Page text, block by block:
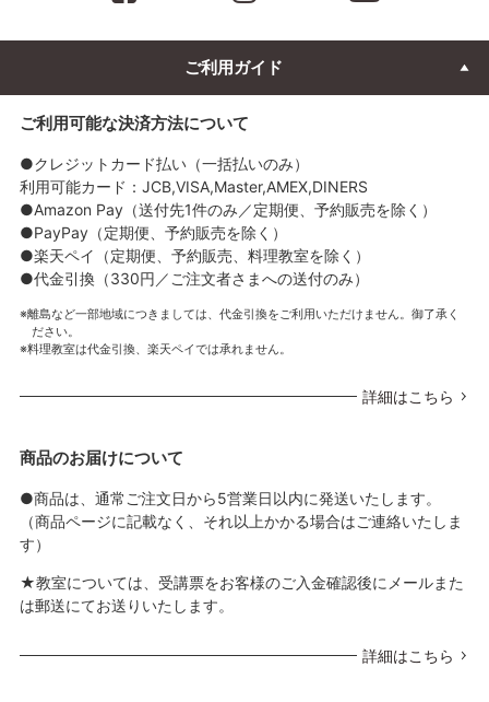
ご利用ガイド
ご利用可能な決済方法について
●クレジットカード払い（一括払いのみ）
利用可能カード：JCB,VISA,Master,AMEX,DINERS
●Amazon Pay（送付先1件のみ／定期便、予約販売を除く）
●PayPay（定期便、予約販売を除く）
●楽天ペイ（定期便、予約販売、料理教室を除く）
●代金引換（330円／ご注文者さまへの送付のみ）
離島など一部地域につきましては、代金引換をご利用いただけません。御了承く
ださい。
料理教室は代金引換、楽天ペイでは承れません。
詳細はこちら
商品のお届けについて
●商品は、通常ご注文日から5営業日以内に発送いたします。
（商品ページに記載なく、それ以上かかる場合はご連絡いたしま
す）
★教室については、受講票をお客様のご入金確認後にメールまた
は郵送にてお送りいたします。
詳細はこちら